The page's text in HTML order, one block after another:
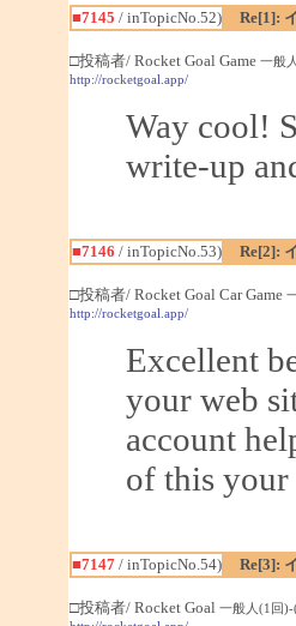
■7145 / inTopicNo.52) Re[1]:
□投稿者/ Rocket Goal Game 一般
http://rocketgoal.app/
Way cool!
write-up
■7146 / inTopicNo.53) Re[2]:
□投稿者/ Rocket Goal Car Game
http://rocketgoal.app/
Excellent
your web
account
of this your
■7147/ inTopicNo.54) Re[3]:
□投稿者/ Rocket Goal 一般人(1回)-